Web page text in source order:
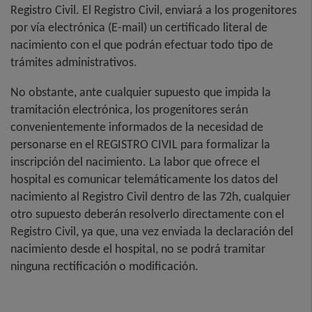
Registro Civil. El Registro Civil, enviará a los progenitores
por vía electrónica (E-mail) un certificado literal de
nacimiento con el que podrán efectuar todo tipo de
trámites administrativos.
No obstante, ante cualquier supuesto que impida la
tramitación electrónica, los progenitores serán
convenientemente informados de la necesidad de
personarse en el REGISTRO CIVIL para formalizar la
inscripción del nacimiento. La labor que ofrece el
hospital es comunicar telemáticamente los datos del
nacimiento al Registro Civil dentro de las 72h, cualquier
otro supuesto deberán resolverlo directamente con el
Registro Civil, ya que, una vez enviada la declaración del
nacimiento desde el hospital, no se podrá tramitar
ninguna rectificación o modificación.